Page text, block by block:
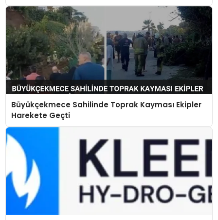
Büyükçekmece Sahilinde Toprak Kayması Ekipler
Harekete Geçti